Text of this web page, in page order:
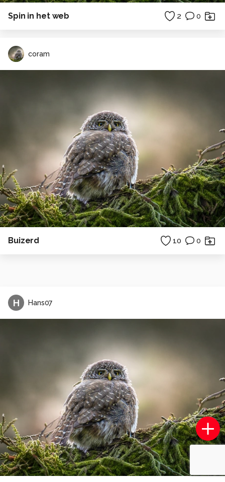
Spin in het web 2 0
coram
Buizerd 10 0
H Hans07